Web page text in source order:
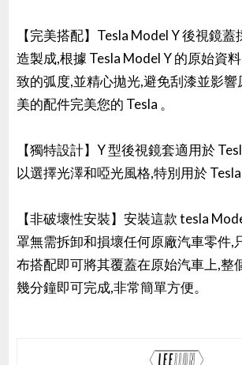
【完美搭配】Tesla Model Y 後視鏡
造製成,根據 Tesla Model Y 的原始資
致的弧度,並精心拋光,避免刮漆並影
美的配件完美您的 Tesla 。
【獨特設計】Y 型後視鏡套適用於
以選擇光澤和啞光風格,特別用於 Tesla
【非破壞性安裝】安裝這款 tesla
罩無需拆卸和損壞任何原廠汽車零件,
布搭配即可將其覆蓋在原始汽車上,整
幾分鐘即可完成,非常簡單方便。